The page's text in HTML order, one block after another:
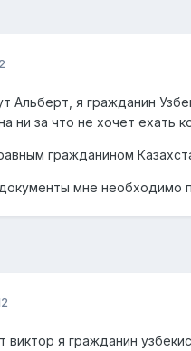
Альберт, я гражданин
ни за что не хочет ехать
гражданином
мне необходимо
виктор я гражданин